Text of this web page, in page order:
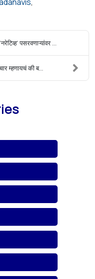
पसरवणाऱ्यांवर ...
म्हणायचं की ब...